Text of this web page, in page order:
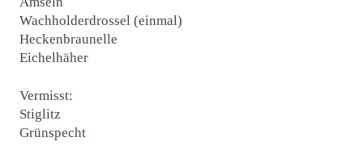
Wachholderdrossel (einmal)
Heckenbraunelle
Eichelhäher
Vermisst:
Stiglitz
Grünspecht